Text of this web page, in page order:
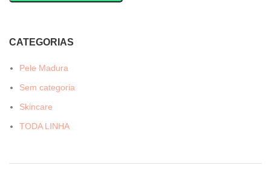
CATEGORIAS
Pele Madura
Sem categoria
Skincare
TODA LINHA